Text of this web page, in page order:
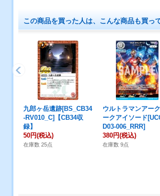
この商品を買った人は、こんな商品も買っ
九郎ヶ岳遺跡[BS_CB34
-RV010_C]【CB34収
録】
50円(税込)
在庫数 25点
ウルトラマンアー
ークアイソード
D03-006_RRR]
380円(税込)
在庫数 9点